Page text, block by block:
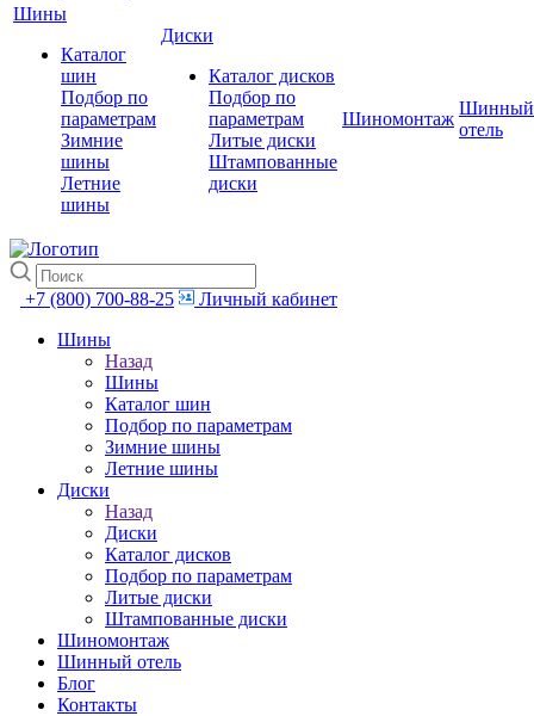
Шины
Каталог
шин
Подбор по
параметрам
Зимние
шины
Летние
шины
Диски
Каталог дисков
Подбор по
параметрам
Литые диски
Штампованные
диски
Шиномонтаж
Шинный
отель
+7 (800) 700-88-25
Личный кабинет
Шины
Назад
Шины
Каталог шин
Подбор по параметрам
Зимние шины
Летние шины
Диски
Назад
Диски
Каталог дисков
Подбор по параметрам
Литые диски
Штампованные диски
Шиномонтаж
Шинный отель
Блог
Контакты